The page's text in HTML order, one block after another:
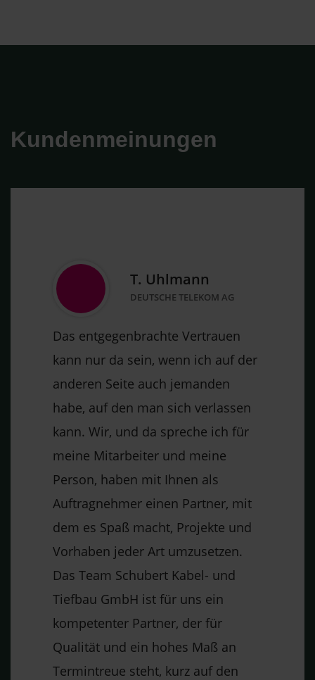
Kundenmeinungen
T. Uhlmann
DEUTSCHE TELEKOM AG
Das entgegenbrachte Vertrauen
kann nur da sein, wenn ich auf der
anderen Seite auch jemanden
habe, auf den man sich verlassen
kann. Wir, und da spreche ich für
meine Mitarbeiter und meine
Person, haben mit Ihnen als
Auftragnehmer einen Partner, mit
dem es Spaß macht, Projekte und
Vorhaben jeder Art umzusetzen.
Das Team Schubert Kabel- und
Tiefbau GmbH ist für uns ein
kompetenter Partner, der für
Qualität und ein hohes Maß an
Termintreue steht, kurz auf den